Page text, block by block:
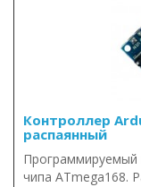
Контроллер
распаянный
Программируемый
чипа ATmega168.